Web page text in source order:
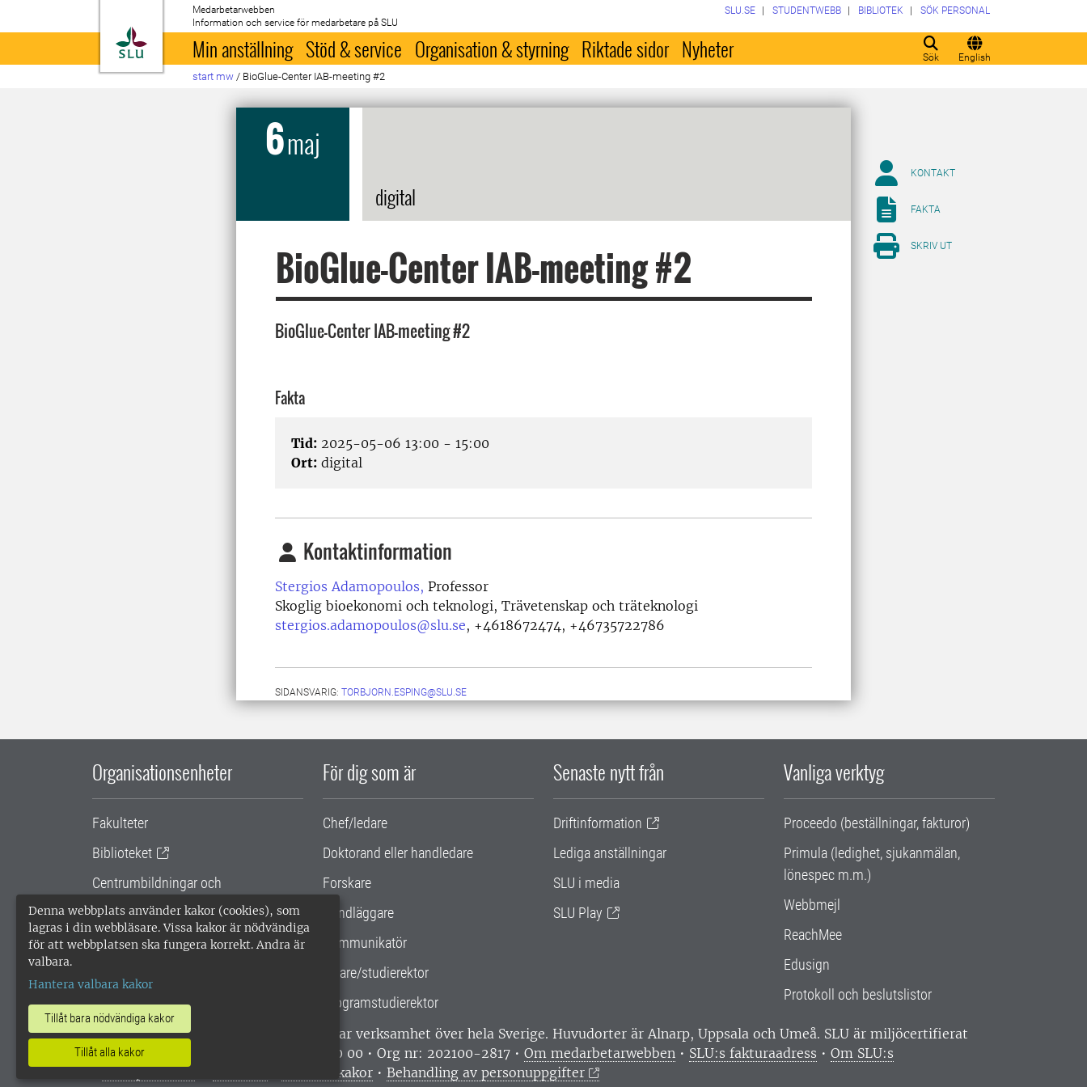
Denna webbplats använder kakor (cookies), som
lagras i din webbläsare. Vissa kakor är nödvändiga
för att webbplatsen ska fungera korrekt. Andra är
valbara.
Hantera valbara kakor
Tillåt bara nödvändiga kakor
Tillåt alla kakor
Till startsida
Medarbetarwebben
Information och service för medarbetare på SLU
Sök English
SLU.SE STUDENTWEBB BIBLIOTEK SÖK PERSONAL
Min anställning Stöd & service Organisation & styrning Riktade sidor Nyheter
start mw / BioGlue-Center IAB-meeting #2
6maj
digital
BioGlue-Center IAB-meeting #2
BioGlue-Center IAB-meeting #2
Fakta
Tid: 2025-05-06 13:00 - 15:00
Ort: digital
Kontaktinformation
Stergios Adamopoulos, Professor
Skoglig bioekonomi och teknologi, Trävetenskap och träteknologi
stergios.adamopoulos@slu.se, +4618672474, +46735722786
SIDANSVARIG: TORBJORN.ESPING@SLU.SE
KONTAKT
FAKTA
SKRIV UT
Organisationsenheter
Fakulteter
Biblioteket
Centrumbildningar och
samarbetsprojekt
Gemensamma verksamhetsstödet
För dig som är
Chef/ledare
Doktorand eller handledare
Forskare
Handläggare
Kommunikatör
Lärare/studierektor
Programstudierektor
Senaste nytt från
Driftinformation
Lediga anställningar
SLU i media
SLU Play
Vanliga verktyg
Proceedo (beställningar, fakturor)
Primula (ledighet, sjukanmälan,
lönespec m.m.)
Webbmejl
ReachMee
Edusign
Protokoll och beslutslistor
SLU, Sveriges lantbruksuniversitet, har verksamhet över hela Sverige. Huvudorter är Alnarp, Uppsala och Umeå. SLU är miljöcertifierat
enligt ISO 14001. •
Telefon: 018-67 10 00 • Org nr: 202100-2817 • Om medarbetarwebben • SLU:s fakturaadress • Om SLU:s
webbplatser
Hantera kakor •Behandling av personuppgifter